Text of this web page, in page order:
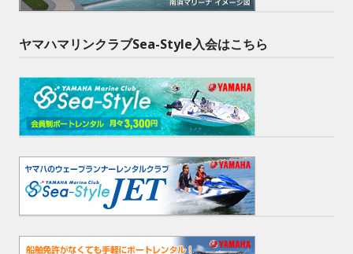
ヤマハマリンクラブSea-Style入会はこちら